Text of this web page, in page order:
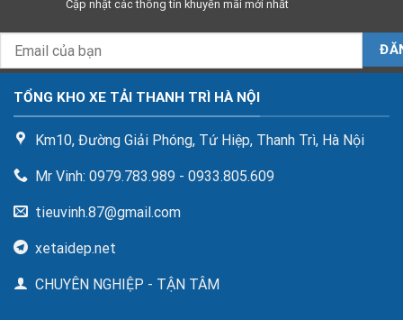
Cập nhật các thông tin khuyến mãi mới nhất
TỔNG KHO XE TẢI THANH TRÌ HÀ NỘI
Km10, Đường Giải Phóng, Tứ Hiệp, Thanh Trì, Hà Nội
Mr Vinh: 0979.783.989 - 0933.805.609
tieuvinh.87@gmail.com
xetaidep.net
CHUYÊN NGHIỆP - TẬN TÂM